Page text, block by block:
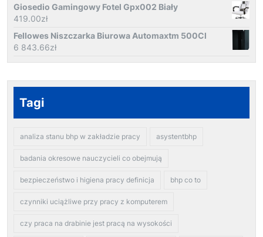
Giosedio Gamingowy Fotel Gpx002 Biały
419.00zł
Fellowes Niszczarka Biurowa Automaxtm 500Cl
6 843.66zł
Tagi
analiza stanu bhp w zakładzie pracy asystentbhp
badania okresowe nauczycieli co obejmują
bezpieczeństwo i higiena pracy definicja bhp co to
czynniki uciążliwe przy pracy z komputerem
czy praca na drabinie jest pracą na wysokości